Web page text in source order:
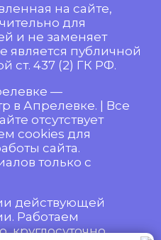
на сайте,
для
и не заменяет
является публичной
ст. 437 (2) ГК РФ.
—
в Апрелевке. | Все
отсутствует
cookies для
сайта.
только с
действующей
Работаем
круглосуточно.